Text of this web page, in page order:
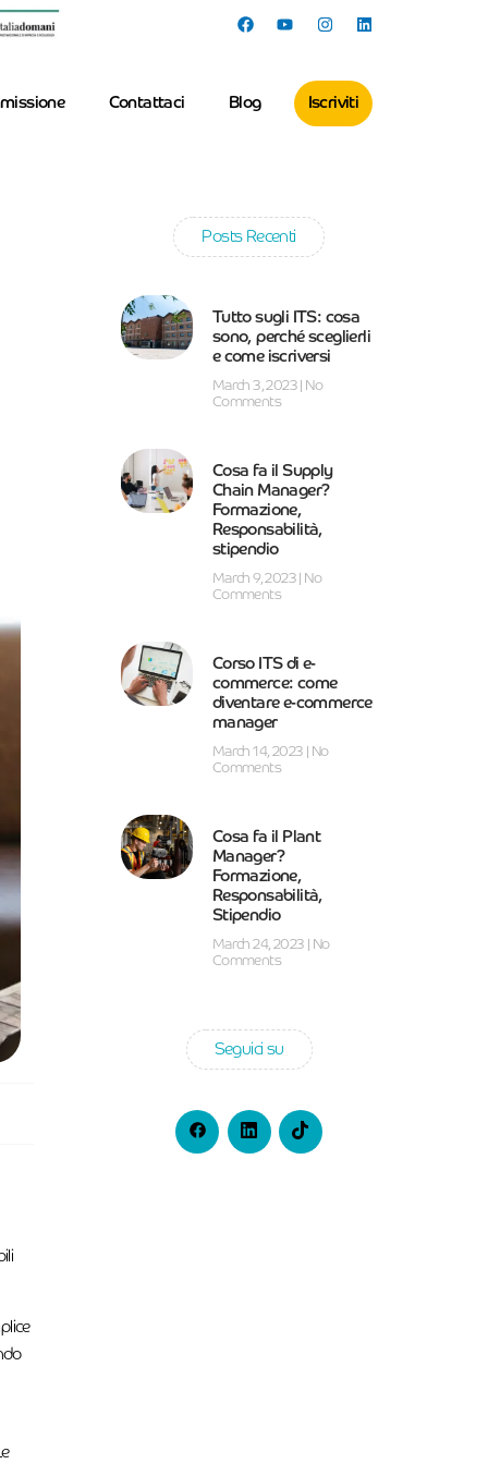
Contattaci Blog Iscriviti
Posts Recenti
Tutto sugli ITS: cosa
sono, perché sceglierli
e come iscriversi
March 3, 2023
No
Comments
Cosa fa il Supply
Chain Manager?
Formazione,
Responsabilità,
stipendio
March 9, 2023
No
Comments
Corso ITS di e-
commerce: come
diventare e-commerce
manager
March 14, 2023
No
Comments
Cosa fa il Plant
Manager?
Formazione,
Responsabilità,
Stipendio
March 24, 2023
No
Comments
Seguici su